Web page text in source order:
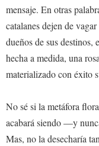
mensaje. En otras
catalanes dejen de
dueños de sus destinos,
hecha a medida, una
materializado con éxito
No sé si la metáfora
acabará siendo —y
Mas, no la desecharía